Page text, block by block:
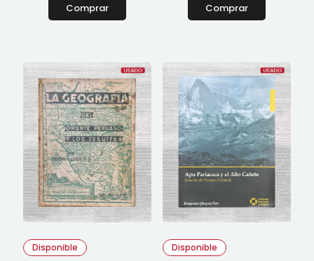
Comprar Comprar
Disponible Disponible